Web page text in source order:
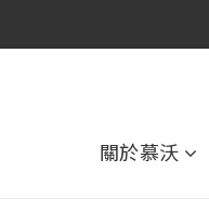
關於慕沃